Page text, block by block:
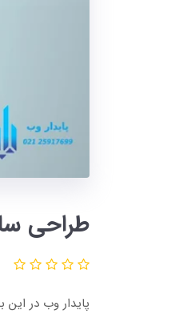
طراحی
پایدار وب در